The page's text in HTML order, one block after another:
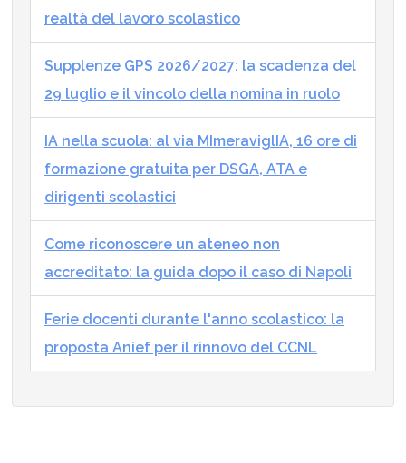
realtà del lavoro scolastico
Supplenze GPS 2026/2027: la scadenza del
29 luglio e il vincolo della nomina in ruolo
IA nella scuola: al via MImeraviglIA, 16 ore di
formazione gratuita per DSGA, ATA e
dirigenti scolastici
Come riconoscere un ateneo non
accreditato: la guida dopo il caso di Napoli
Ferie docenti durante l'anno scolastico: la
proposta Anief per il rinnovo del CCNL